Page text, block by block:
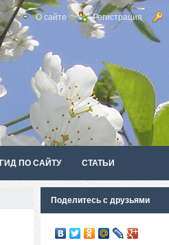
О сайте Регистрация
ГИД ПО САЙТУ СТАТЬИ
Поделитесь с друзьями